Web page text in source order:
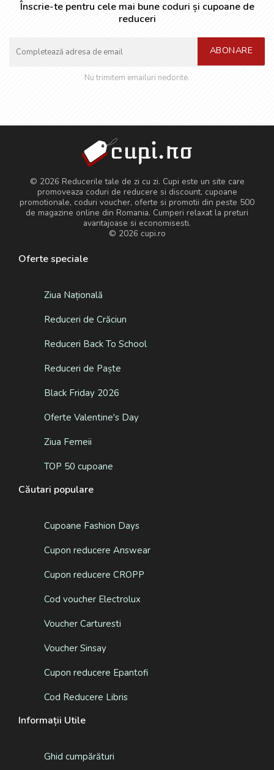
Înscrie-te pentru cele mai bune coduri și cupoane de
reduceri
ABONARE
Nu trimitem emailuri nedorite.
© 2026 Reducerile tale de zi cu zi. Cupi este un site care
promoveaza coduri de reducere si discount, cupoane
promotionale, coduri voucher, oferte si promotii din peste 500
de magazine online din Romania. Cumperi relaxat la preturi
avantajoase si economisesti.
© 2026 cupi.ro
Oferte speciale
Ziua Națională
Reduceri de Crăciun
Reduceri Back To School
Reduceri de Paște
Black Friday 2026
Oferte Valentine's Day
Ziua Femeii
TOP 50 cupoane
Căutari populare
Cupoane Fashion Days
Cupon reducere Answear
Cupon reducere CROPP
Cod voucher Electrolux
Voucher Carturesti
Voucher Sinsay
Cupon reducere Epantofi
Cod Reducere Libris
Informații Utile
Ghid cumpărături